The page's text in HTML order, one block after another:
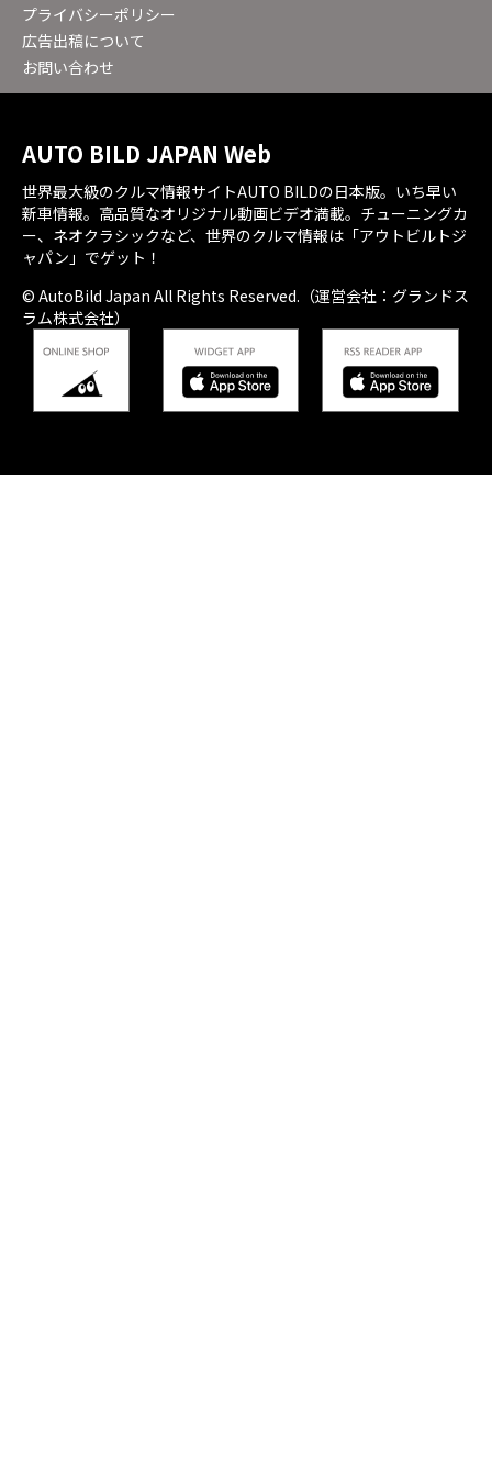
プライバシーポリシー
広告出稿について
お問い合わせ
AUTO BILD JAPAN Web
世界最大級のクルマ情報サイトAUTO BILDの日本版。いち早い
新車情報。高品質なオリジナル動画ビデオ満載。チューニングカ
ー、ネオクラシックなど、世界のクルマ情報は「アウトビルトジ
ャパン」でゲット！
© AutoBild Japan All Rights Reserved.（運営会社：グランドス
ラム株式会社）